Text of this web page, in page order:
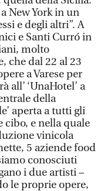
New York in un
e degli altri”. A
e Santi Curró in
molto
che dal 22 al 23
a Varese per
all’ ‘UnaHotel’ a
della
aperta a tutti gli
cibo, e nella quale
vinicola
5 aziende food
conosciuti
i due artisti –
le proprie opere,